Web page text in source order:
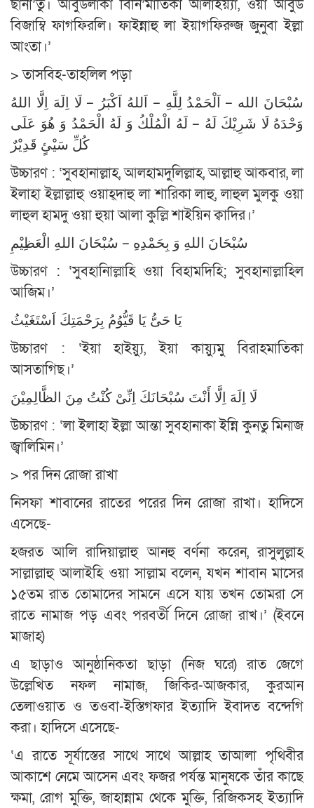
ছানা’তু। আবুউলাকা বিনি’মাতিকা আলাইয়্যা, ওয়া আবুউ
বিজাম্বি ফাগফিরলি। ফাইন্নাহু লা ইয়াগফিরুজ জুনুবা ইল্লা
আংতা।’
> তাসবিহ-তাহলিল পড়া
سُبْحَانَ الله – اَلْحَمْدُ لِلَّهِ – اَللهُ اَكْبَرُ – لَا اِلَهَ اِلَّا اللهُ
وَحْدَهُ لَا شَرِيْكَ لَهُ – لَهُ الْمُلْكُ وَ لَهُ الْحَمْدُ وَ هُوَ عَلَى
كُلِّ سَيْئٍ قَدِيْرٌ
উচ্চারণ : ‘সুবহানাল্লাহ, আলহামদুলিল্লাহ, আল্লাহু আকবার, লা
ইলাহা ইল্লাল্লাহু ওয়াহ্দাহু লা শারিকা লাহু, লাহুল মুলকু ওয়া
লাহুল হামদু ওয়া হুয়া আলা কুল্লি শাইয়িন ক্বাদির।’
سُبْحَانَ اللهِ وَ بِحَمْدِهِ – سُبْحَانَ اللهِ الْعَظِيْمِ
উচ্চারণ : ‘সুবহানিাল্লাহি ওয়া বিহামদিহি; সুবহানাল্লাহিল
আজিম।’
يَا حَىُّ يَا قَيُّوُمُ بِرَحْمَتِكَ اَسْتَغَيْثُ
উচ্চারণ : ‘ইয়া হাইয়্যু, ইয়া কায়্যুমু বিরাহমাতিকা
আসতাগিছ।’
لَا اِلَهَ اِلَّا أَنْتَ سُبْحَانَكَ اِنِّىْ كُنْتُ مِنَ الظَّالِمِيْنَ
উচ্চারণ : ‘লা ইলাহা ইল্লা আন্তা সুবহানাকা ইন্নি কুনতু মিনাজ
জ্বালিমিন।’
> পর দিন রোজা রাখা
নিসফা শাবানের রাতের পরের দিন রোজা রাখা। হাদিসে
এসেছে-
হজরত আলি রাদিয়াল্লাহু আনহু বর্ণনা করেন, রাসুলুল্লাহ
সাল্লাল্লাহু আলাইহি ওয়া সাল্লাম বলেন, যখন শাবান মাসের
১৫তম রাত তোমাদের সামনে এসে যায় তখন তোমরা সে
রাতে নামাজ পড় এবং পরবর্তী দিনে রোজা রাখ।’ (ইবনে
মাজাহ)
এ ছাড়াও আনুষ্ঠানিকতা ছাড়া (নিজ ঘরে) রাত জেগে
উল্লেখিত নফল নামাজ, জিকির-আজকার, কুরআন
তেলাওয়াত ও তওবা-ইস্তিগফার ইত্যাদি ইবাদত বন্দেগি
করা। হাদিসে এসেছে-
‘এ রাতে সূর্যাস্তের সাথে সাথে আল্লাহ তাআলা পৃথিবীর
আকাশে নেমে আসেন এবং ফজর পর্যন্ত মানুষকে তাঁর কাছে
ক্ষমা, রোগ মুক্তি, জাহান্নাম থেকে মুক্তি, রিজিকসহ ইত্যাদি